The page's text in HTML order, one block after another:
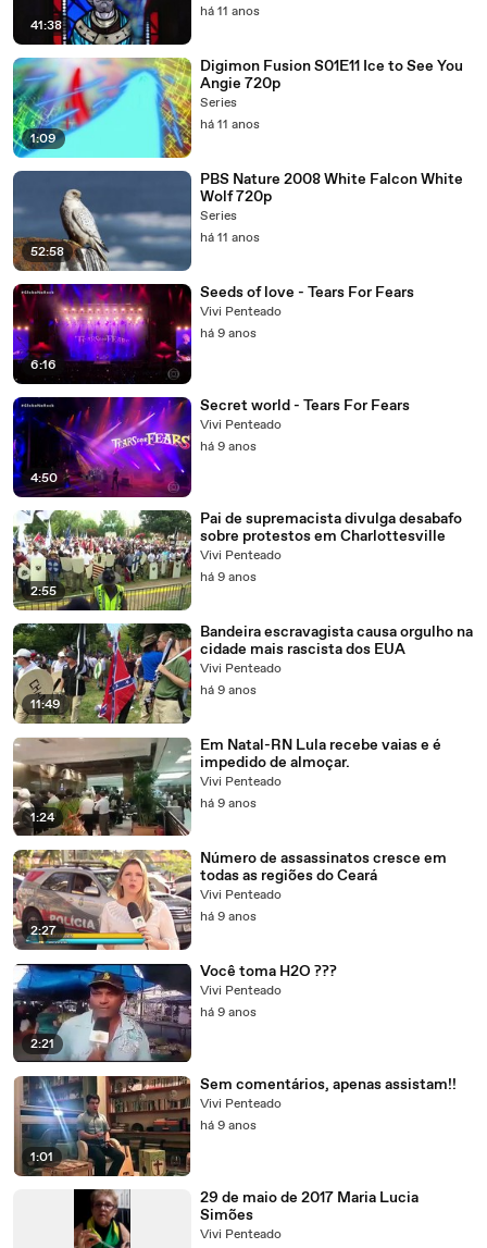
41:38
há 11 anos
1:09
Digimon Fusion S01E11 Ice to See You
Angie 720p
Series
há 11 anos
52:58
PBS Nature 2008 White Falcon White
Wolf 720p
Series
há 11 anos
6:16
Seeds of love - Tears For Fears
Vivi Penteado
há 9 anos
4:50
Secret world - Tears For Fears
Vivi Penteado
há 9 anos
2:55
Pai de supremacista divulga desabafo
sobre protestos em Charlottesville
Vivi Penteado
há 9 anos
11:49
Bandeira escravagista causa orgulho na
cidade mais rascista dos EUA
Vivi Penteado
há 9 anos
1:24
Em Natal-RN Lula recebe vaias e é
impedido de almoçar.
Vivi Penteado
há 9 anos
2:27
Número de assassinatos cresce em
todas as regiões do Ceará
Vivi Penteado
há 9 anos
2:21
Você toma H2O ???
Vivi Penteado
há 9 anos
1:01
Sem comentários, apenas assistam!!
Vivi Penteado
há 9 anos
29 de maio de 2017 Maria Lucia
Simões
Vivi Penteado